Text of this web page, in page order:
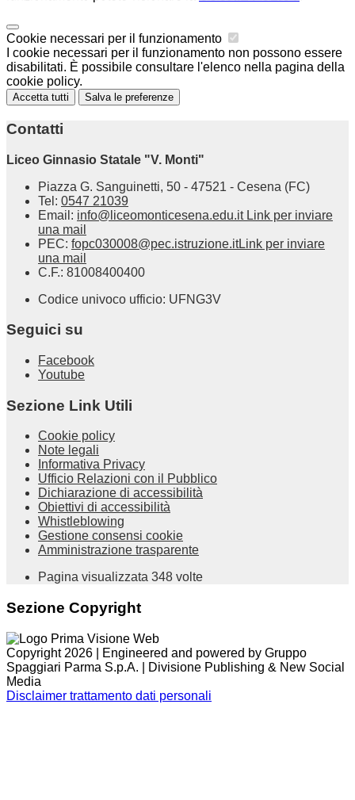
Cookie necessari per il funzionamento
I cookie necessari per il funzionamento non possono essere
disabilitati. È possibile consultare l'elenco nella pagina della
cookie policy.
Accetta tutti Salva le preferenze
Contatti
Liceo Ginnasio Statale "V. Monti"
Piazza G. Sanguinetti, 50 - 47521 - Cesena (FC)
Tel: 0547 21039
Email: info@liceomonticesena.edu.it Link per inviare
una mail
PEC: fopc030008@pec.istruzione.itLink per inviare
una mail
C.F.: 81008400400
Codice univoco ufficio: UFNG3V
Seguici su
Facebook
Youtube
Sezione Link Utili
Cookie policy
Note legali
Informativa Privacy
Ufficio Relazioni con il Pubblico
Dichiarazione di accessibilità
Obiettivi di accessibilità
Whistleblowing
Gestione consensi cookie
Amministrazione trasparente
Pagina visualizzata 348 volte
Sezione Copyright
Copyright 2026 | Engineered and powered by Gruppo
Spaggiari Parma S.p.A. | Divisione Publishing & New Social
Media
Disclaimer trattamento dati personali